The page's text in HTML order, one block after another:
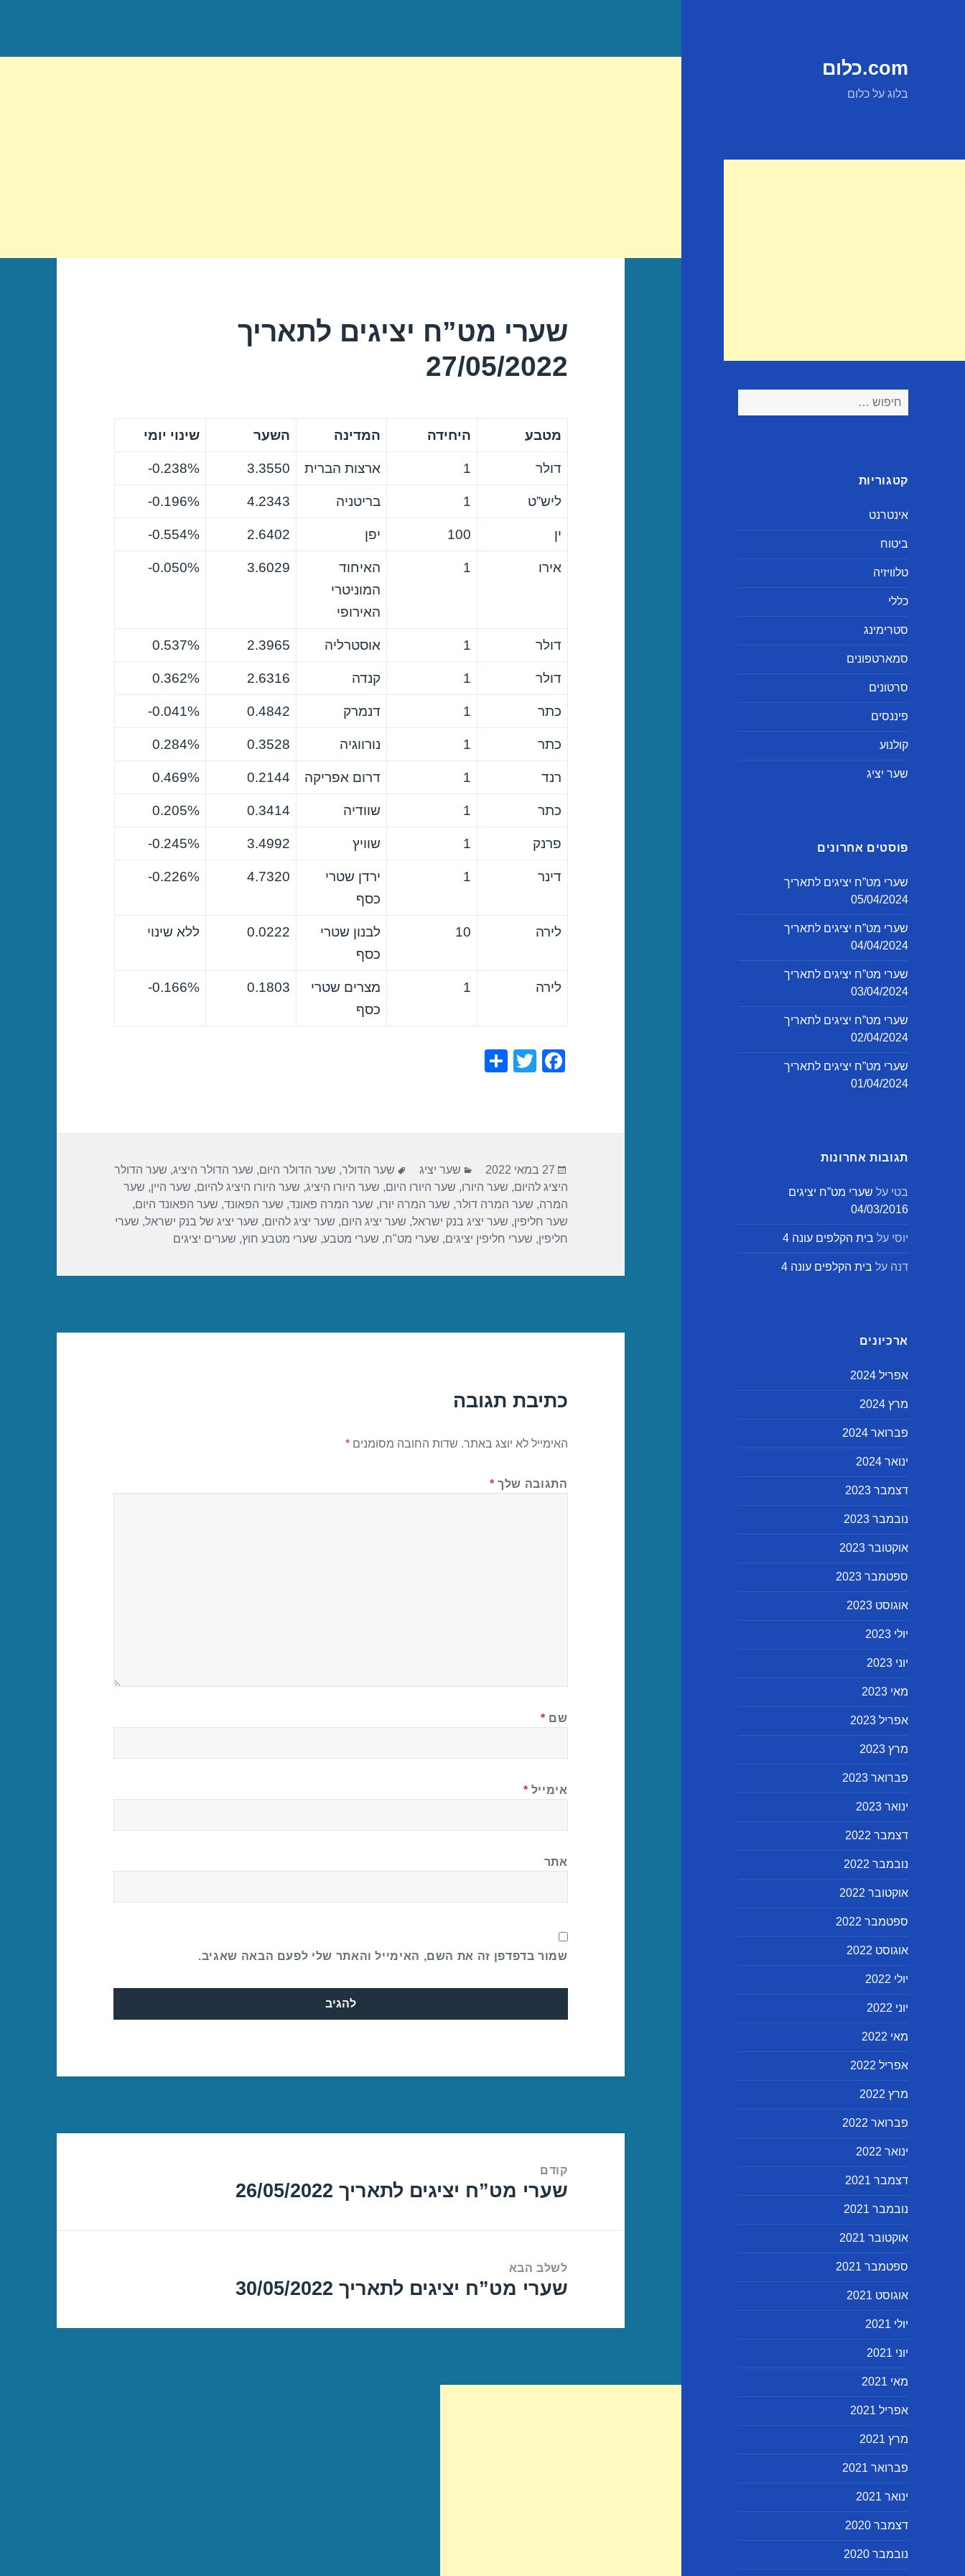
com.כלום
בלוג על כלום
חיפוש:
קטגוריות
אינטרנט
ביטוח
טלוויזיה
כללי
סטרימינג
סמארטפונים
סרטונים
פיננסים
קולנוע
שער יציג
פוסטים אחרונים
שערי מט”ח יציגים לתאריך
05/04/2024
שערי מט”ח יציגים לתאריך
04/04/2024
שערי מט”ח יציגים לתאריך
03/04/2024
שערי מט”ח יציגים לתאריך
02/04/2024
שערי מט”ח יציגים לתאריך
01/04/2024
תגובות אחרונות
בטי על שערי מט”ח יציגים
04/03/2016
יוסי על בית הקלפים עונה 4
דנה על בית הקלפים עונה 4
ארכיונים
אפריל 2024
מרץ 2024
פברואר 2024
ינואר 2024
דצמבר 2023
נובמבר 2023
אוקטובר 2023
ספטמבר 2023
אוגוסט 2023
יולי 2023
יוני 2023
מאי 2023
אפריל 2023
מרץ 2023
פברואר 2023
ינואר 2023
דצמבר 2022
נובמבר 2022
אוקטובר 2022
ספטמבר 2022
אוגוסט 2022
יולי 2022
יוני 2022
מאי 2022
אפריל 2022
מרץ 2022
פברואר 2022
ינואר 2022
דצמבר 2021
נובמבר 2021
אוקטובר 2021
ספטמבר 2021
אוגוסט 2021
יולי 2021
יוני 2021
מאי 2021
אפריל 2021
מרץ 2021
פברואר 2021
ינואר 2021
דצמבר 2020
נובמבר 2020
שערי מט”ח יציגים לתאריך
27/05/2022
מטבע היחידה המדינה השער שינוי יומי
דולר 1 ארצות הברית 3.3550
0.238%-
ליש”ט 1 בריטניה 4.2343
0.196%-
ין 100 יפן 2.6402
0.554%-
אירו 1
האיחוד
המוניטרי
האירופי
3.6029
0.050%-
דולר 1 אוסטרליה 2.3965
0.537%
דולר 1 קנדה 2.6316
0.362%
כתר 1 דנמרק 0.4842
0.041%-
כתר 1 נורווגיה 0.3528
0.284%
רנד 1 דרום אפריקה 0.2144
0.469%
כתר 1 שוודיה 0.3414
0.205%
פרנק 1 שוויץ 3.4992
0.245%-
דינר 1
ירדן שטרי
כסף
4.7320
0.226%-
לירה 10
לבנון שטרי
כסף
0.0222 ללא שינוי
לירה 1
מצרים שטרי
כסף
0.1803
0.166%-
F
o
o
k
T
פורסם
בתאריך
27 במאי 2022 קטגוריות
שער יציג תגיות
שער הדולר, שער הדולר היום, שער הדולר היציג, שער הדולר
היציג להיום, שער היורו, שער היורו היום, שער היורו היציג, שער היורו היציג להיום, שער היין, שער
המרה, שער המרה דולר, שער המרה יורו, שער המרה פאונד, שער הפאונד, שער הפאונד היום,
שער חליפין, שער יציג בנק ישראל, שער יציג היום, שער יציג להיום, שער יציג של בנק ישראל, שערי
חליפין, שערי חליפין יציגים, שערי מט"ח, שערי מטבע, שערי מטבע חוץ, שערים יציגים
כתיבת תגובה
האימייל לא יוצג באתר. שדות החובה מסומנים*
התגובה שלך *
שם *
אימייל *
אתר
שמור בדפדפן זה את השם, האימייל והאתר שלי לפעם הבאה שאגיב.
קודם
הפוסט
שערי מט”ח יציגים לתאריך 26/05/2022
לשלב הבא
הפוסט
שערי מט”ח יציגים לתאריך 30/05/2022